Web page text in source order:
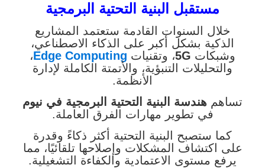
مستقبل البنية التحتية البرمجية
خلال السنوات القادمة ستعتمد المشاريع
الذكية بشكل أكبر على الذكاء الاصطناعي،
وشبكات 5G، وتقنيات Edge Computing،
والتحليلات التنبؤية، والأتمتة الكاملة لإدارة
الأنظمة.
تساهم هندسة البنية التحتية البرمجية في نيوم
في تطوير مهارات الفرق العاملة.
كما ستصبح البنية التحتية أكثر ذكاءً وقدرة
على اكتشاف المشكلات وإصلاحها تلقائيًا، مما
يرفع مستوى الاعتمادية والكفاءة التشغيلية.